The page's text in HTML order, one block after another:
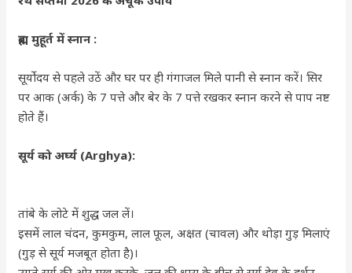
ब्रह्म मुहूर्त में स्नान :
सूर्योदय से पहले उठें और घर पर ही गंगाजल मिले पानी से स्नान करें। सिर
पर आक (अर्क) के 7 पत्ते और बेर के 7 पत्ते रखकर स्नान करने से पाप नष्ट
होते हैं।
सूर्य को अर्घ्य (Arghya):
तांबे के लोटे में शुद्ध जल लें।
इसमें लाल चंदन, कुमकुम, लाल फूल, अक्षत (चावल) और थोड़ा गुड़ मिलाएं
(गुड़ से सूर्य मजबूत होता है)।